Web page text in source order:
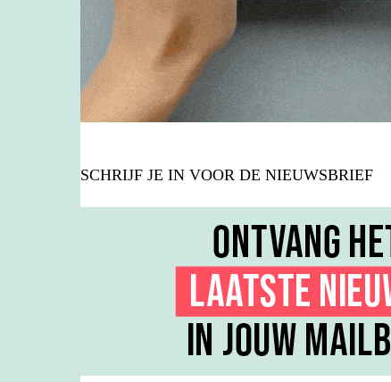
SCHRIJF JE IN VOOR DE NIEUWSBRIEF